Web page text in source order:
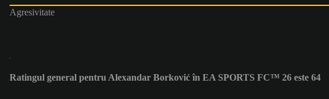
Agresivitate
Ratingul general pentru Alexandar Borković în EA SPORTS FC™ 26 este 64